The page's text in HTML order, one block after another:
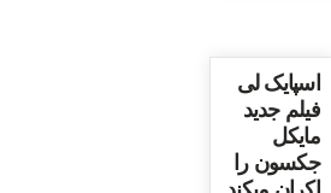
اسپایک لی
فیلم جدید
مایکل
جکسون را